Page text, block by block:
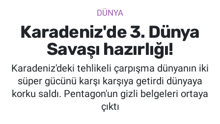
DÜNYA
Karadeniz'de 3. Dünya
Savaşı hazırlığı!
Karadeniz'deki tehlikeli çarpışma dünyanın iki
süper gücünü karşı karşıya getirdi dünyaya
korku saldı. Pentagon'un gizli belgeleri ortaya
çıktı
SPOR
SAĞLIK